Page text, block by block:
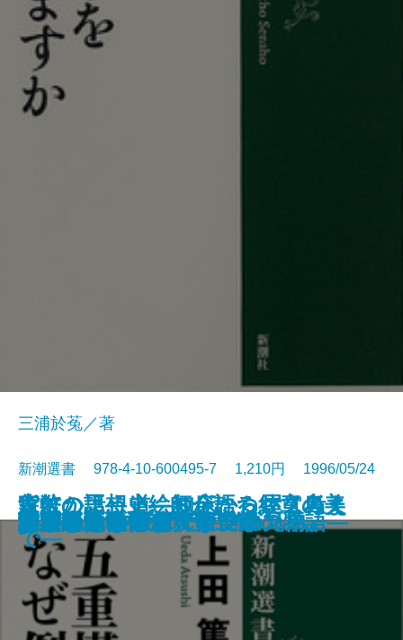
慰安婦と戦場の性
秘伝 中学入試国語読解法
家紋の話―上絵師が語る紋章の美
―
現代史の中で考える
貨幣の思想史―お金について考え
た人びと―
世界史の中から考える
漱石とその時代 第四部
いのちの文化人類学
禅がわかる本
東洋医学を知っていますか
三浦於菟／著
新潮選書 978-4-10-600495-7 1,210円 1996/05/24
五重塔はなぜ倒れないか
科学者とは何か
森にかよう道―知床から屋久島ま
で―
天才の勉強術
漱石とその時代 第三部
卵が私になるまで―発生の物語―
分類という思想
謎とき『カラマーゾフの兄弟』
大人のための偉人伝
非言語コミュニケーション